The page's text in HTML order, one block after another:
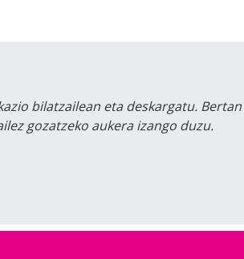
bilatzailean eta deskargatu. Bertan
gozatzeko aukera izango duzu.